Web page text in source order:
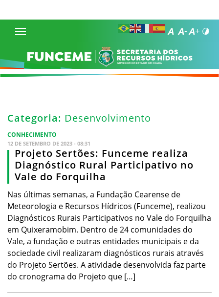
Categoria: Desenvolvimento
CONHECIMENTO
12 DE SETEMBRO DE 2023 - 08:31
Projeto Sertões: Funceme realiza
Diagnóstico Rural Participativo no
Vale do Forquilha
Nas últimas semanas, a Fundação Cearense de
Meteorologia e Recursos Hídricos (Funceme), realizou
Diagnósticos Rurais Participativos no Vale do Forquilha
em Quixeramobim. Dentro de 24 comunidades do
Vale, a fundação e outras entidades municipais e da
sociedade civil realizaram diagnósticos rurais através
do Projeto Sertões. A atividade desenvolvida faz parte
do cronograma do Projeto que […]